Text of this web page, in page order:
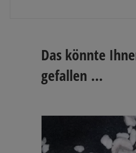
Das könnte
gefallen …